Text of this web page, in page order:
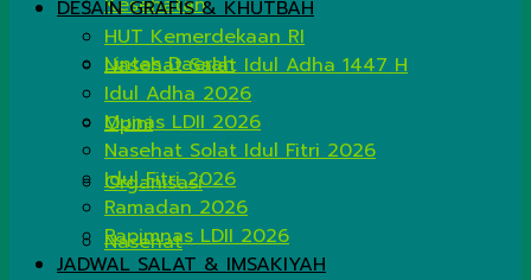
Lintas Daerah
Opini
Organisasi
Nasehat
DESAIN GRAFIS & KHUTBAH
HUT Kemerdekaan RI
Nasehat Salat Idul Adha 1447 H
Idul Adha 2026
Munas LDII 2026
Nasehat Solat Idul Fitri 2026
Idul Fitri 2026
Ramadan 2026
Rapimnas LDII 2026
JADWAL SALAT & IMSAKIYAH